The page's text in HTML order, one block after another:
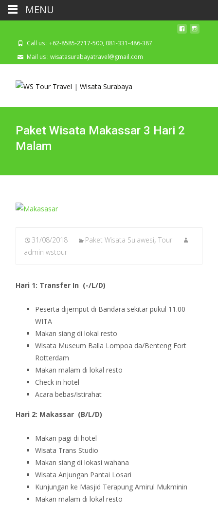
Call us : +62-8585-2717-500, 081-331-486-387
Mail us : wisatasurabayatravel@gmail.com
Paket Wisata Makassar 3 Hari 2
Malam
31/08/2018 Paket Wisata Sulawesi, Tour
admin wstour
Hari 1: Transfer In (-/L/D)
Peserta dijemput di Bandara sekitar pukul 11.00
WITA
Makan siang di lokal resto
Wisata Museum Balla Lompoa da/Benteng Fort
Rotterdam
Makan malam di lokal resto
Check in hotel
Acara bebas/istirahat
Hari 2: Makassar (B/L/D)
Makan pagi di hotel
Wisata Trans Studio
Makan siang di lokasi wahana
Wisata Anjungan Pantai Losari
Kunjungan ke Masjid Terapung Amirul Mukminin
Makan malam di lokal resto
MENU